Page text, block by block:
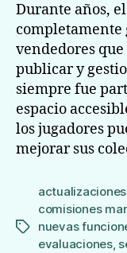
Durante años,
completamente
vendedores
publicar y
siempre fue
espacio
los jugadores
mejorar sus
Etiquetas
comisiones
nuevas
evaluaciones,